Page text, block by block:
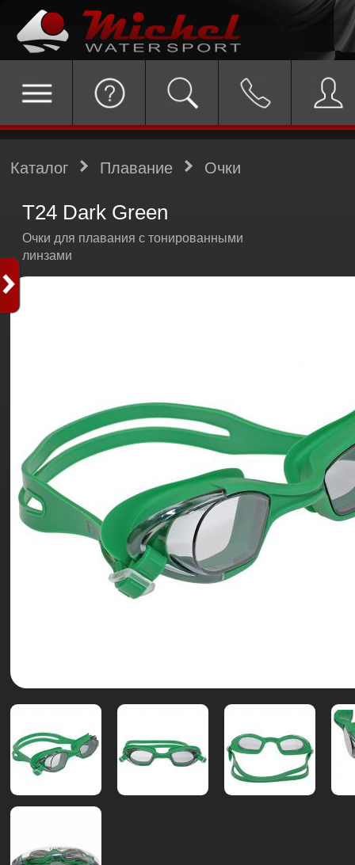
Каталог Плавание Очки
T24 Dark Green
Очки для плавания с тонированными
линзами